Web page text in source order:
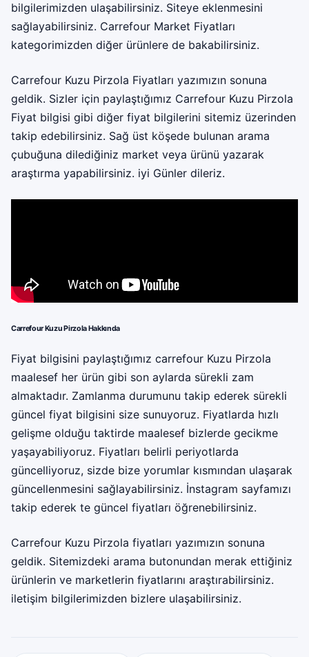
bilgilerimizden ulaşabilirsiniz. Siteye eklenmesini
sağlayabilirsiniz. Carrefour Market Fiyatları
kategorimizden diğer ürünlere de bakabilirsiniz.
Carrefour Kuzu Pirzola Fiyatları yazımızın sonuna
geldik. Sizler için paylaştığımız Carrefour Kuzu Pirzola
Fiyat bilgisi gibi diğer fiyat bilgilerini sitemiz üzerinden
takip edebilirsiniz. Sağ üst köşede bulunan arama
çubuğuna dilediğiniz market veya ürünü yazarak
araştırma yapabilirsiniz. iyi Günler dileriz.
Carrefour Kuzu Pirzola Hakkında
Fiyat bilgisini paylaştığımız carrefour Kuzu Pirzola
maalesef her ürün gibi son aylarda sürekli zam
almaktadır. Zamlanma durumunu takip ederek sürekli
güncel fiyat bilgisini size sunuyoruz. Fiyatlarda hızlı
gelişme olduğu taktirde maalesef bizlerde gecikme
yaşayabiliyoruz. Fiyatları belirli periyotlarda
güncelliyoruz, sizde bize yorumlar kısmından ulaşarak
güncellenmesini sağlayabilirsiniz. İnstagram sayfamızı
takip ederek te güncel fiyatları öğrenebilirsiniz.
Carrefour Kuzu Pirzola fiyatları yazımızın sonuna
geldik. Sitemizdeki arama butonundan merak ettiğiniz
ürünlerin ve marketlerin fiyatlarını araştırabilirsiniz.
iletişim bilgilerimizden bizlere ulaşabilirsiniz.